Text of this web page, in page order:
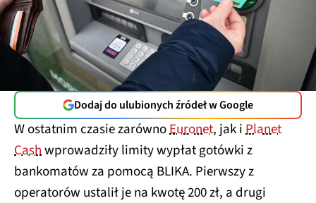
Dodaj do ulubionych źródeł w Google
W ostatnim czasie zarównoEuronet, jak iPlanet
Cashwprowadziły limity wypłat gotówki z
bankomatów za pomocą BLIKA. Pierwszy z
operatorów ustalił je na kwotę 200 zł, a drugi